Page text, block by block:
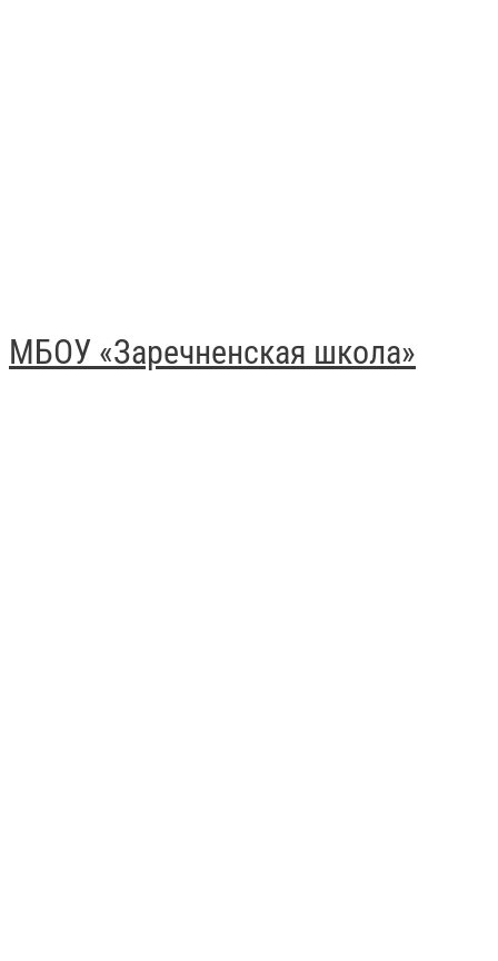
МБОУ «Заречненская школа»